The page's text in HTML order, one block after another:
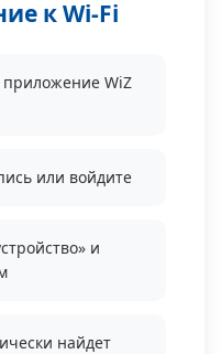
к Wi-Fi
приложение WiZ
или войдите
и
найдет